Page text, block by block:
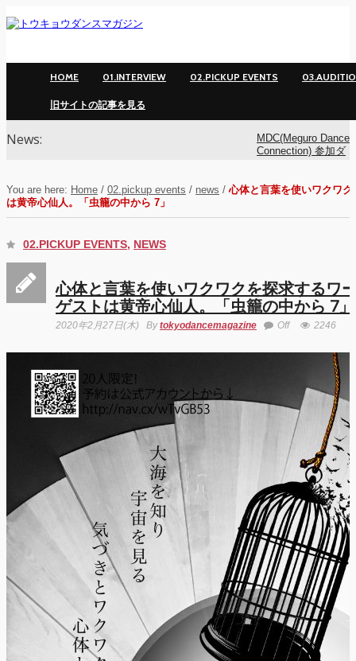
HOME 01.INTERVIEW 02.PICKUP EVENTS
旧サイトの記事を見る
News:
MDC(Meguro Dance
Connection) 参加ダ
Connection) 開催!!
アオイヤマダ&小栗
基裕(s**t kingz)出
演！ KAAT神奈川
芸術劇場『未練の幽
“心が動く瞬間”を集
めて。120人で過去
最高に挑むダンス公
演『ANTENNA』
Produced by YOH
UENO
梅田宏明＋Somatic
Field Project ダンス
公演「動態 ‒
sensorial」
KADOKAWA
DREAMS ONEMAN
SHOW THE
GREATEST SHOW
FINAL 2DAYS
You are here: Home / 02.pickup events / news /心体と言葉を使いワクワ
は黄帝心仙人。「虫籠の中から 7」
02.PICKUP EVENTS, NEWS
心体と言葉を使いワクワクを探求するワ
ゲストは黄帝心仙人。「虫籠の中から 7」
2020年2月27日(木) Bytokyodancemagazine Off 2246